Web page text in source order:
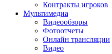
Контракты игроков
Мультимедиа
Видеообзоры
Фотоотчеты
Онлайн трансляции
Видео